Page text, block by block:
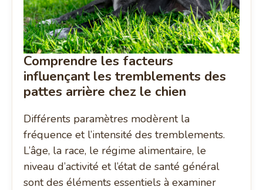
Comprendre les facteurs
influençant les tremblements des
pattes arrière chez le chien
Différents paramètres modèrent la
fréquence et l’intensité des tremblements.
L’âge, la race, le régime alimentaire, le
niveau d’activité et l’état de santé général
sont des éléments essentiels à examiner